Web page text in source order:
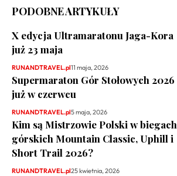
PODOBNE ARTYKUŁY
X edycja Ultramaratonu Jaga-Kora
już 23 maja
RUNANDTRAVEL.pl11 maja, 2026
Supermaraton Gór Stołowych 2026
już w czerwcu
RUNANDTRAVEL.pl5 maja, 2026
Kim są Mistrzowie Polski w biegach
górskich Mountain Classic, Uphill i
Short Trail 2026?
RUNANDTRAVEL.pl25 kwietnia, 2026